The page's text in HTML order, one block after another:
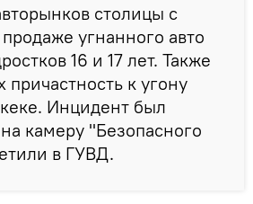
столицы с
угнанного авто
16 и 17 лет. Также
причастность к угону
Инцидент был
камеру "Безопасного
в ГУВД.